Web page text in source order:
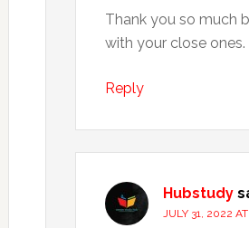
Thank you so much
with your close ones.
Reply
Hubstudy
JULY 31, 2022